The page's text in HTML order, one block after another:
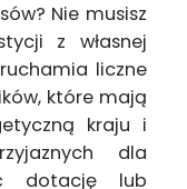
Nie musisz
z własnej
liczne
które mają
kraju i
dla
dotację lub